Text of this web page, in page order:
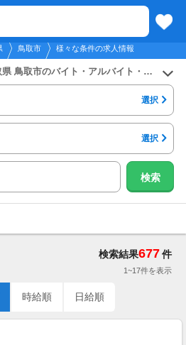
メニュー
鳥取市 様々な条件の求人情報
バイト・アルバイト・パートの求人募集情報
選択
選択
検索
検索結果677件
1~17件を表示
時給順 日給順